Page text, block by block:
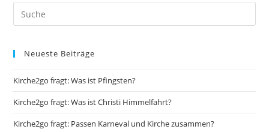
Neueste Beiträge
Kirche2go fragt: Was ist Pfingsten?
Kirche2go fragt: Was ist Christi Himmelfahrt?
Kirche2go fragt: Passen Karneval und Kirche zusammen?